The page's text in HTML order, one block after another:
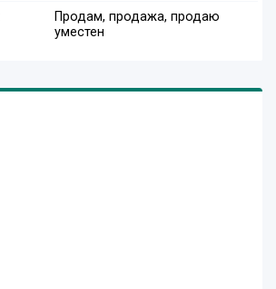
Продам, продажа, продаю
уместен